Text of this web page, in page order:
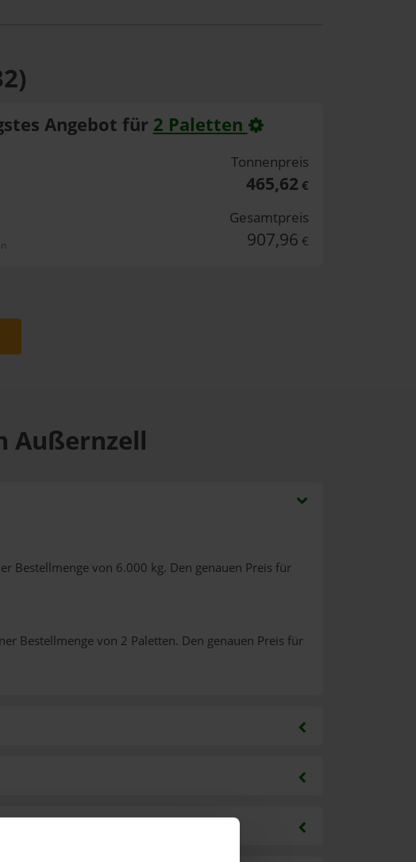
Angebot für 2 Paletten
Tonnenpreis
465,62 €
Gesamtpreis
907,96 €
Außernzell
Bestellmenge von 6.000 kg. Den genauen Preis für
Bestellmenge von 2 Paletten. Den genauen Preis für